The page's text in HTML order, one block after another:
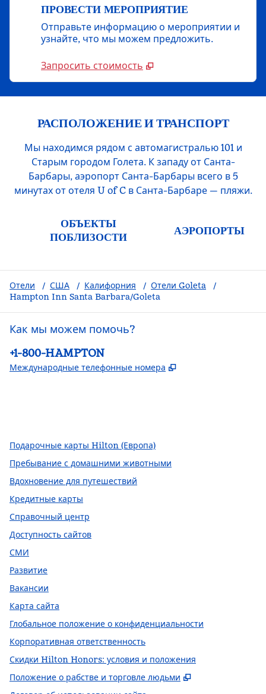
ПРОВЕСТИ МЕРОПРИЯТИЕ
Отправьте информацию о мероприятии и
узнайте, что мы можем предложить.
Запросить стоимость
РАСПОЛОЖЕНИЕ И ТРАНСПОРТ
Мы находимся рядом с автомагистралью 101 и
Старым городом Голета. К западу от Санта-
Барбары, аэропорт Санта-Барбары всего в 5
минутах от отеля U of C в Санта-Барбаре — пляжи.
ОБЪЕКТЫ
ПОБЛИЗОСТИ
АЭРОПОРТЫ
Отели / США / Калифорния / Отели Goleta
/
Hampton Inn Santa Barbara/Goleta
Как мы можем помочь?
Телефон:
+1-800-HAMPTON
Международные телефонные номера ,
Подарочные карты Hilton (Европа)
Пребывание с домашними животными
Вдохновение для путешествий
Кредитные карты
Справочный центр
Доступность сайтов
СМИ
Развитие
Вакансии
Карта сайта
Глобальное положение о конфиденциальности
Корпоративная ответственность
Скидки Hilton Honors: условия и положения
Положение о рабстве и торговле людьми
,